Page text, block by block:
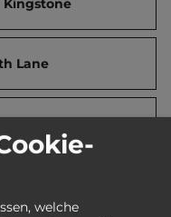
Lane
welche